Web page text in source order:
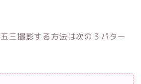
三撮影する方法は次の３パター